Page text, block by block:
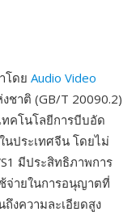
โดย Audio Video
ชาติ (GB/T 20090.2)
ทคโนโลยีการบีบอัด
ประเทศจีน โดยไม่
มีประสิทธิภาพการ
จ่ายในการอนุญาตที่
งความละเอียดสูง